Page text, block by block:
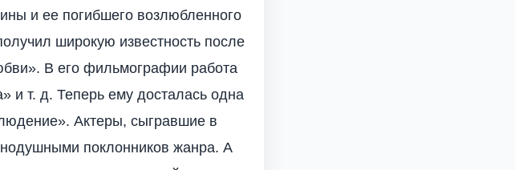
и ее погибшего возлюбленного
широкую известность после
В его фильмографии работа
и т. д. Теперь ему досталась одна
Актеры, сыгравшие в
поклонников жанра. А